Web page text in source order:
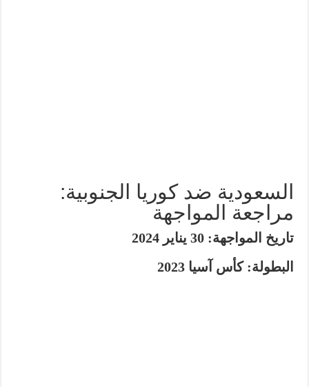
السعودية ضد كوريا الجنوبية:
مراجعة المواجهة
تاريخ المواجهة: 30 يناير 2024
البطولة: كأس آسيا 2023